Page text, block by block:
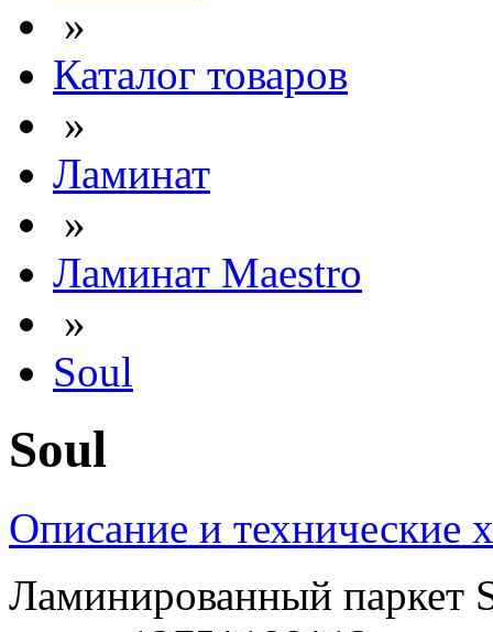
»
Каталог товаров
»
Ламинат
»
Ламинат Maestro
»
Soul
Soul
Описание и технические
Ламинированный паркет